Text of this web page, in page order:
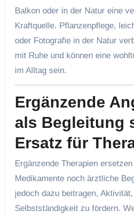
Balkon oder in der Natur eine
Kraftquelle. Pflanzenpflege,
oder Fotografie in der Natur
mit Ruhe und können eine
im Alltag sein.
Ergänzende
als Begleitung
Ersatz für
Ergänzende Therapien
Medikamente noch ärztliche
jedoch dazu beitragen,
Selbstständigkeit zu fördern.